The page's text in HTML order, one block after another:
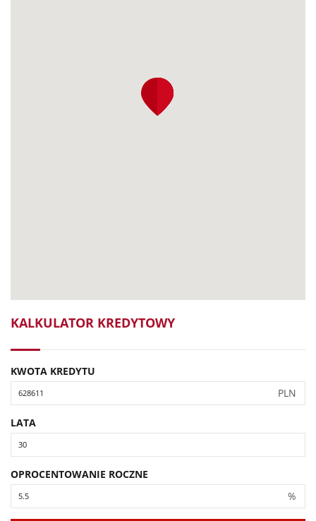
KALKULATOR KREDYTOWY
KWOTA KREDYTU
PLN
LATA
OPROCENTOWANIE ROCZNE
%